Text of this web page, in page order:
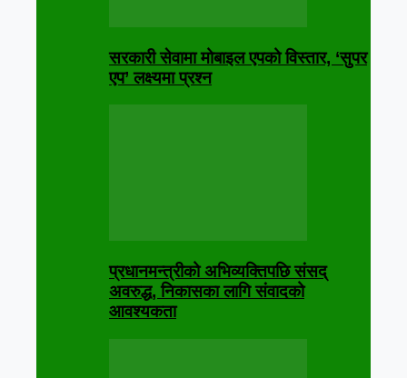
सरकारी सेवामा मोबाइल एपको विस्तार, ‘सुपर
एप’ लक्ष्यमा प्रश्न
प्रधानमन्त्रीको अभिव्यक्तिपछि संसद्
अवरुद्ध, निकासका लागि संवादको
आवश्यकता